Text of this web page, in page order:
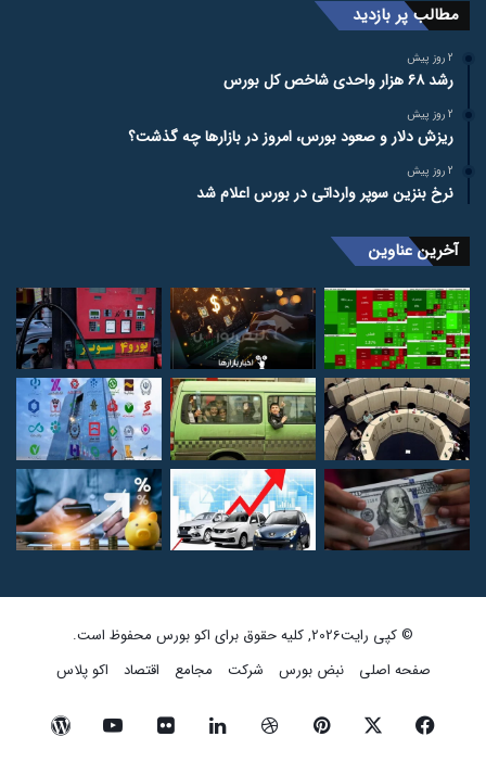
مطالب پر بازدید
2 روز پیش
رشد ۶۸ هزار واحدی شاخص کل بورس
2 روز پیش
ریزش دلار و صعود بورس، امروز در بازارها چه گذشت؟
2 روز پیش
نرخ بنزین سوپر وارداتی در بورس اعلام شد
آخرین عناوین
© کپی رایت2026, کلیه حقوق برای اکو بورس محفوظ است.
صفحه اصلی
نبض بورس شرکت مجامع اقتصاد اکو پلاس
فیسبوک ایکس پینتریستدریبببل لینکداین تصاویر یوتیوب